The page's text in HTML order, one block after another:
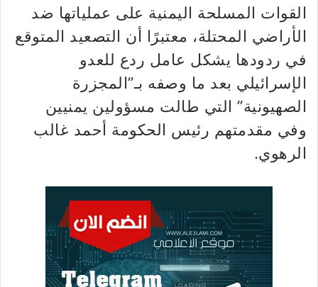
القوات المسلحة اليمنية على عملياتها ضد
الأراضي المحتلة، معتبرًا أن التصعيد المتوقع
في ردودها يشكل عامل ردع للعدو
الإسرائيلي بعد ما وصفه بـ”المجزرة
الصهيونية” التي طالت مسؤولين يمنيين
وفي مقدمتهم رئيس الحكومة أحمد غالب
الرهوي.